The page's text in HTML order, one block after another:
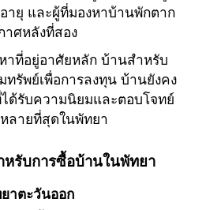
ายุ และผู้ที่มองหาบ้านพักตาก
าศหลังที่สอง
าที่อยู่อาศัยหลัก บ้านสำหรับ
ทรัพย์เพื่อการลงทุน บ้านยังคง
ด้รับความนิยมและตอบโจทย์
ลายที่สุดในพัทยา
รับการซื้อบ้านในพัทยา
าตะวันออก